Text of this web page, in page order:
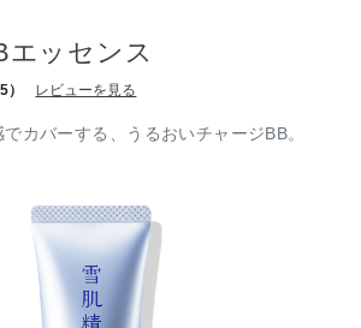
ッセンス
） レビューを見る
カバーする、うるおいチャージBB。